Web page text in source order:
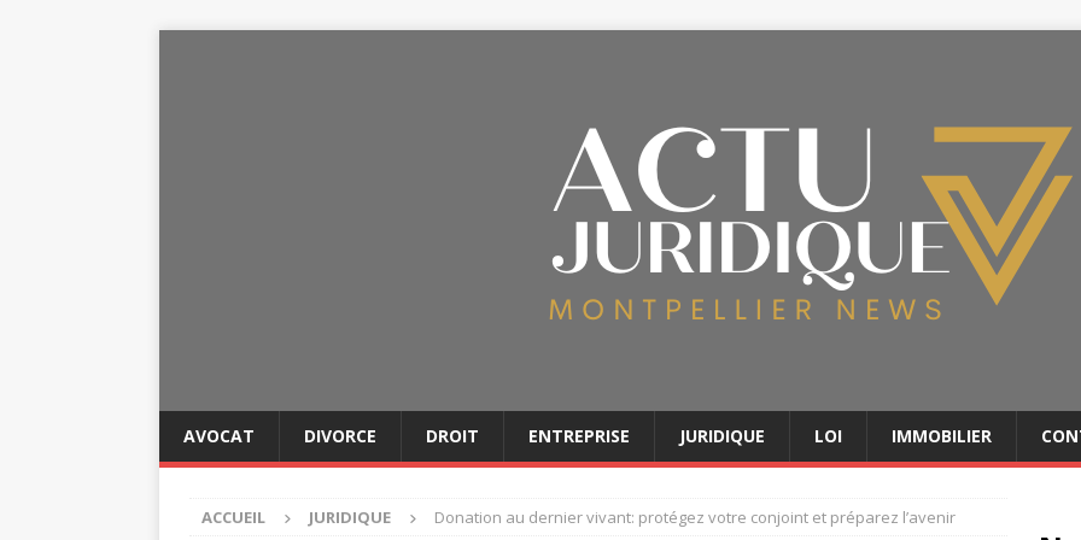
AVOCAT DIVORCE DROIT ENTREPRISE JURIDIQUE LOI IMMOBILIER
ACCUEIL JURIDIQUE Donation au dernier vivant: protégez votre conjoint et préparez l’avenir